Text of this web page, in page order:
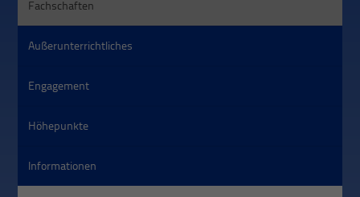
Fachschaften
Außerunterrichtliches
Engagement
Höhepunkte
Informationen